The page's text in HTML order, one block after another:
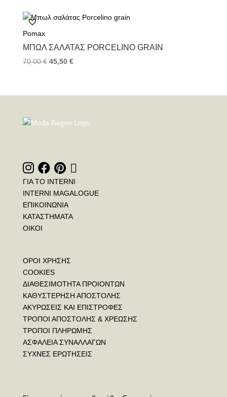
Pomax
ΜΠΩΛ ΣΑΛΆΤΑΣ PORCELINO GRAIN
70,00€ 45,50 €
ΓΙΑ ΤΟ INTERNI
INTERNI MAGALOGUE
ΕΠΙΚΟΙΝΩΝΙΑ
ΚΑΤΑΣΤΗΜΑΤΑ
ΟΙΚΟΙ
ΟΡΟΙ ΧΡΗΣΗΣ
COOKIES
ΔΙΑΘΕΣΙΜΟΤΗΤΑ ΠΡΟΙΟΝΤΩΝ
ΚΑΘΥΣΤΕΡΗΣΗ ΑΠΟΣΤΟΛΗΣ
ΑΚΥΡΩΣΕΙΣ ΚΑΙ ΕΠΙΣΤΡΟΦΕΣ
ΤΡΟΠΟΙ ΑΠΟΣΤΟΛΗΣ & ΧΡΕΩΣΗΣ
ΤΡΟΠΟΙ ΠΛΗΡΩΜΗΣ
ΑΣΦΑΛΕΙΑ ΣΥΝΑΛΛΑΓΩΝ
ΣΥΧΝΕΣ ΕΡΩΤΗΣΕΙΣ